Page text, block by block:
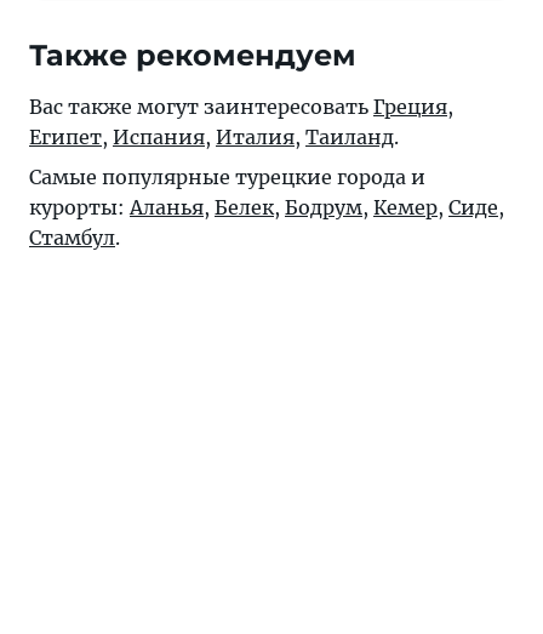
Также рекомендуем
Вас также могут заинтересовать Греция,
Египет, Испания, Италия, Таиланд.
Самые популярные турецкие города и
курорты: Аланья, Белек, Бодрум, Кемер, Сиде,
Стамбул.